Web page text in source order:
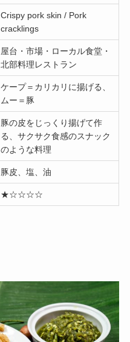
Crispy pork skin / Pork
cracklings
屋台・市場・ローカル食堂・
北部料理レストラン
ケープ＝カリカリに揚げる、
ムー＝豚
豚の皮をじっくり揚げて作
る、サクサク食感のスナック
のような料理
豚皮、塩、油
★☆☆☆☆